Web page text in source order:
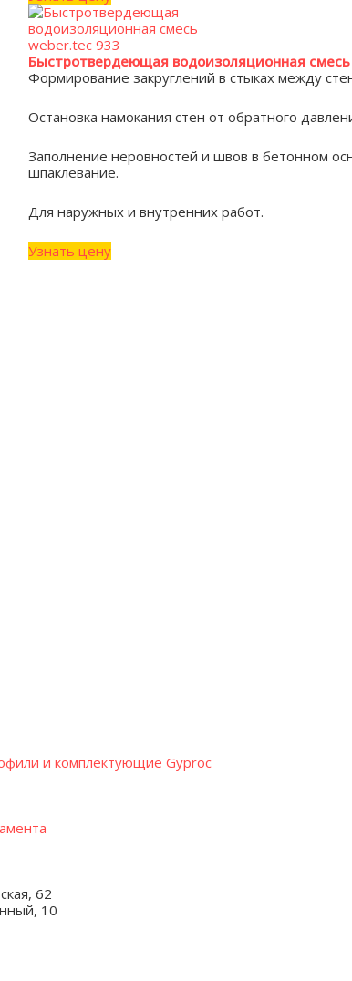
Быстротвердеющая водоизоляционная
Формирование закруглений в стыках между
Остановка намокания стен от обратного
Заполнение неровностей и швов в бетонном
шпаклевание.
Для наружных и внутренних работ.
Узнать цену
и комплектующие Gyproc
62
10